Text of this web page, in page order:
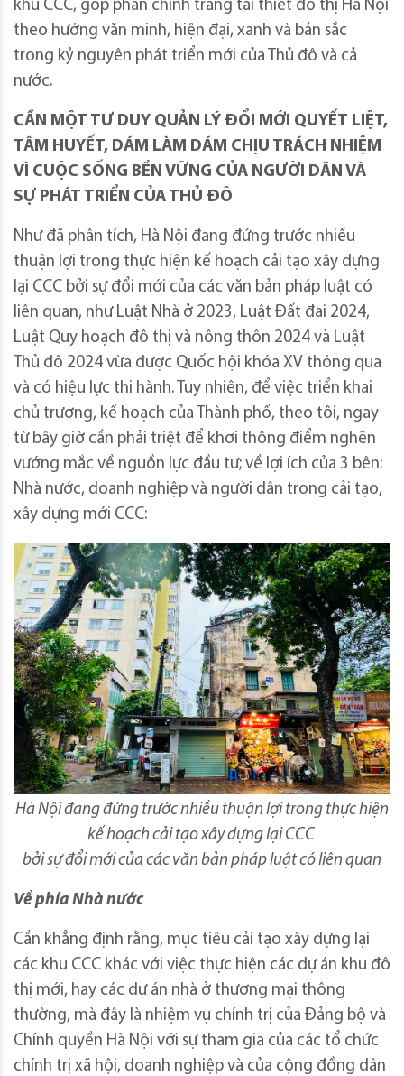
khu CCC, góp phần chỉnh trang tái thiết đô thị Hà Nội
theo hướng văn minh, hiện đại, xanh và bản sắc
trong kỷ nguyên phát triển mới của Thủ đô và cả
nước.
CẦN MỘT TƯ DUY QUẢN LÝ ĐỔI MỚI QUYẾT LIỆT,
TÂM HUYẾT, DÁM LÀM DÁM CHỊU TRÁCH NHIỆM
VÌ CUỘC SỐNG BỀN VỮNG CỦA NGƯỜI DÂN VÀ
SỰ PHÁT TRIỂN CỦA THỦ ĐÔ
Như đã phân tích, Hà Nội đang đứng trước nhiều
thuận lợi trong thực hiện kế hoạch cải tạo xây dựng
lại CCC bởi sự đổi mới của các văn bản pháp luật có
liên quan, như Luật Nhà ở 2023, Luật Đất đai 2024,
Luật Quy hoạch đô thị và nông thôn 2024 và Luật
Thủ đô 2024 vừa được Quốc hội khóa XV thông qua
và có hiệu lực thi hành. Tuy nhiên, để việc triển khai
chủ trương, kế hoạch của Thành phố, theo tôi, ngay
từ bây giờ cần phải triệt để khơi thông điểm nghẽn
vướng mắc về nguồn lực đầu tư; về lợi ích của 3 bên:
Nhà nước, doanh nghiệp và người dân trong cải tạo,
xây dựng mới CCC:
Hà Nội đang đứng trước nhiều thuận lợi trong thực hiện
kế hoạch cải tạo xây dựng lại CCC
bởi sự đổi mới của các văn bản pháp luật có liên quan
Về phía Nhà nước
Cần khẳng định rằng, mục tiêu cải tạo xây dựng lại
các khu CCC khác với việc thực hiện các dự án khu đô
thị mới, hay các dự án nhà ở thương mại thông
thường, mà đây là nhiệm vụ chính trị của Đảng bộ và
Chính quyền Hà Nội với sự tham gia của các tổ chức
chính trị xã hội, doanh nghiệp và của cộng đồng dân